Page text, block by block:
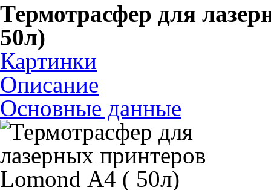
Термотрасфер для
50л)
Картинки
Описание
Основные данные